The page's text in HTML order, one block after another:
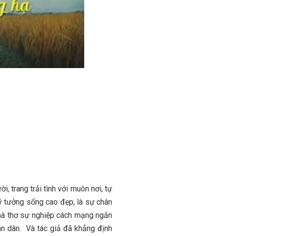
trang trải tình với muôn nơi, tự
tưởng sống cao đẹp, là sự chân
thơ sự nghiệp cách mạng ngắn
dân. Và tác giả đã khẳng định